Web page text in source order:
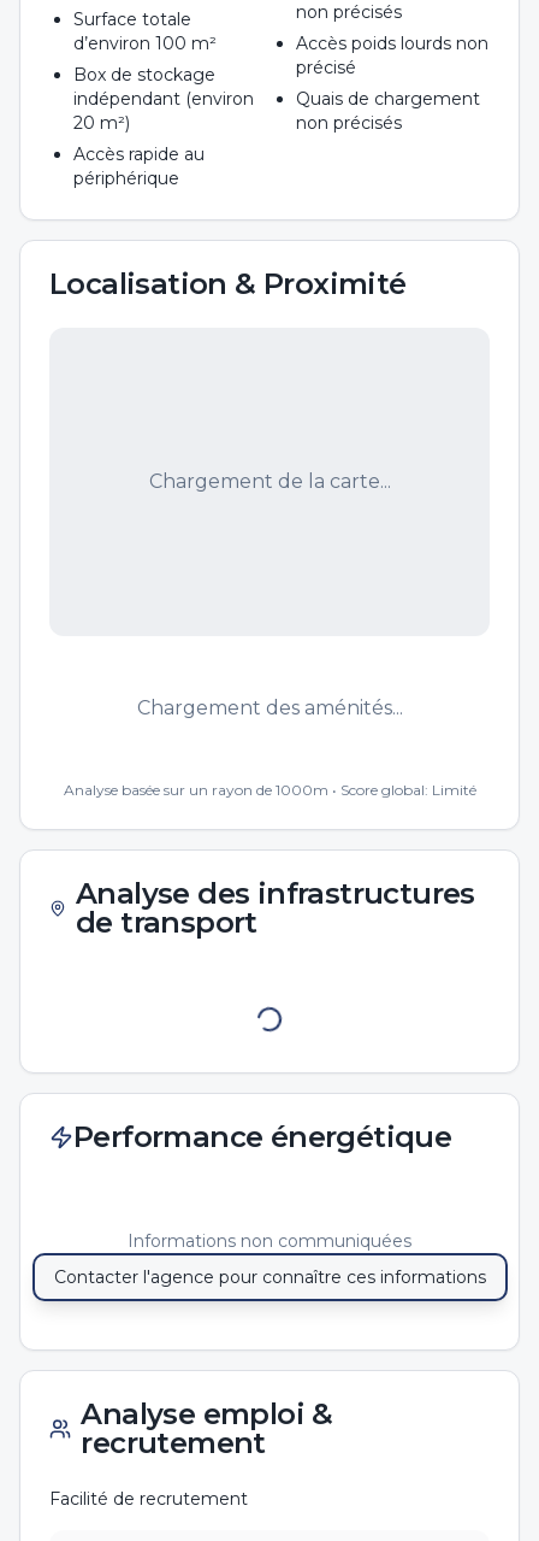
Surface totale
d’environ 100 m²
Box de stockage
indépendant (environ
20 m²)
Accès rapide au
périphérique
non précisés
Accès poids lourds non
précisé
Quais de chargement
non précisés
Localisation & Proximité
Chargement de la carte...
Chargement des aménités...
Analyse basée sur un rayon de 1000m • Score global: Limité
Analyse des infrastructures
de transport
Performance énergétique
Informations non communiquées
Contacter l'agence pour connaître ces informations
Analyse emploi &
recrutement
Facilité de recrutement